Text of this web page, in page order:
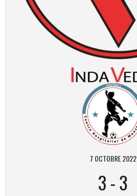
7 OCTOBRE 2022
3-3